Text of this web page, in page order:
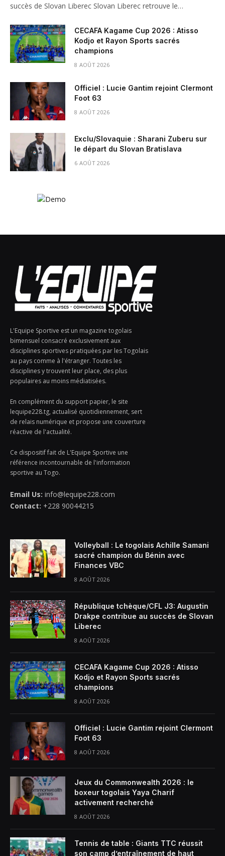
succès de Slovan Liberec Slovan Liberec retrouve le…
CECAFA Kagame Cup 2026 : Atisso
Kodjo et Rayon Sports sacrés
champions
8 AOÛT 2026
Officiel : Lucie Gantim rejoint Clermont
Foot 63
8 AOÛT 2026
Exclu/Slovaquie : Sharani Zuberu sur
le départ du Slovan Bratislava
6 AOÛT 2026
L'Equipe Sportive est un magazine togolais
bimensuel consacré exclusivement aux
disciplines sportives pratiquées par les Togolais
au pays comme à l'étranger. Toutes les
disciplines y trouvent leur place, des plus
populaires au moins médiatisées.
En complément du support papier, le site
lequipe228.tg, actualisé quotidiennement, sert
de relais numérique et propose une couverture
réactive de l'actualité.
Ce dispositif fait de L'Equipe Sportive une
référence incontournable de l'information
sportive au Togo.
Email Us: info@lequipe228.com
Contact: +228 90044215
Volleyball : Le togolais Achille Samani
sacré champion du Bénin avec
Finances VBC
8 AOÛT 2026
République tchèque/CFL J3: Augustin
Drakpe contribue au succès de Slovan
Liberec
8 AOÛT 2026
CECAFA Kagame Cup 2026 : Atisso
Kodjo et Rayon Sports sacrés
champions
8 AOÛT 2026
Officiel : Lucie Gantim rejoint Clermont
Foot 63
8 AOÛT 2026
Jeux du Commonwealth 2026 : le
boxeur togolais Yaya Charif
activement recherché
8 AOÛT 2026
Tennis de table : Giants TTC réussit
son camp d’entraînement de haut